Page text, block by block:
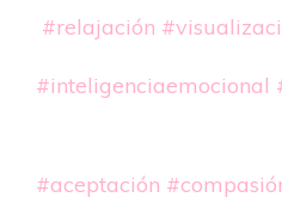
#relajación
#inteligenciaemocional
#aceptación